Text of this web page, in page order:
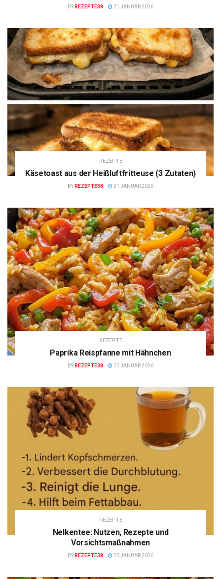
BY REZEPTE38 21 JANUAR 2026
REZEPTE
Käsetoast aus der Heißluftfritteuse (3 Zutaten)
BY REZEPTE38 21 JANUAR 2026
REZEPTE
Paprika Reispfanne mit Hähnchen
BY REZEPTE38 20 JANUAR 2026
REZEPTE
Nelkentee: Nutzen, Rezepte und
Vorsichtsmaßnahmen
BY REZEPTE38 20 JANUAR 2026